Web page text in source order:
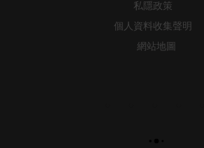
個人資料收集聲明
網站地圖